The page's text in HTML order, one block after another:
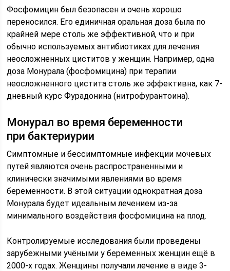
Фосфомицин был безопасен и очень хорошо
переносился. Его единичная оральная доза была по
крайней мере столь же эффективной, что и при
обычно используемых антибиотиках для лечения
неосложненных циститов у женщин. Например, одна
доза Монурала (фосфомицина) при терапии
неосложненного цистита столь же эффективна, как 7-
дневный курс Фурадонина (нитрофурантоина).
Монурал во время беременности
при бактериурии
Симптомные и бессимптомные инфекции мочевых
путей являются очень распространенными и
клинически значимыми явлениями во время
беременности. В этой ситуации однократная доза
Монурала будет идеальным лечением из-за
минимального воздействия фосфомицина на плод.
Контролируемые исследования были проведены
зарубежными учёными у беременных женщин ещё в
2000-х годах. Женщины получали лечение в виде 3-